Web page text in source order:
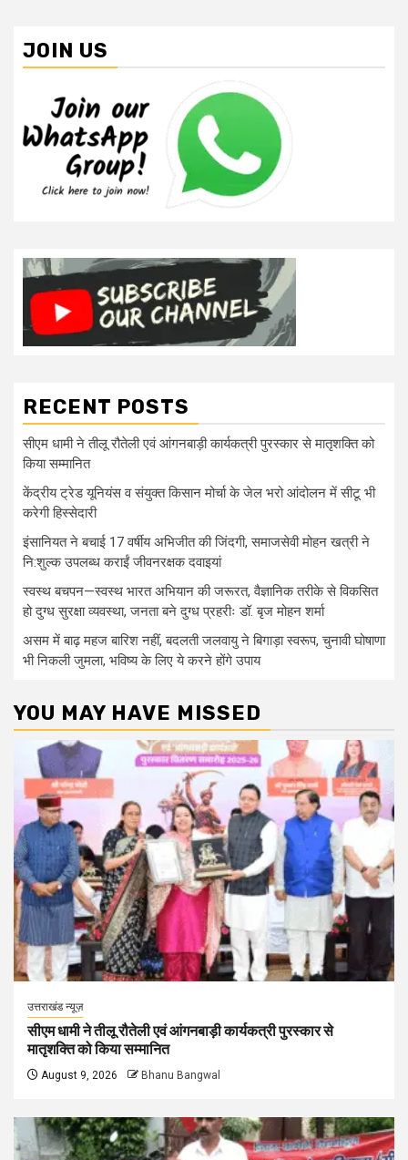
JOIN US
RECENT POSTS
सीएम धामी ने तीलू रौतेली एवं आंगनबाड़ी कार्यकत्री पुरस्कार से मातृशक्ति को
किया सम्मानित
केंद्रीय ट्रेड यूनियंस व संयुक्त किसान मोर्चा के जेल भरो आंदोलन में सीटू भी
करेगी हिस्सेदारी
इंसानियत ने बचाई 17 वर्षीय अभिजीत की जिंदगी, समाजसेवी मोहन खत्री ने
नि:शुल्क उपलब्ध कराईं जीवनरक्षक दवाइयां
स्वस्थ बचपन—स्वस्थ भारत अभियान की जरूरत, वैज्ञानिक तरीके से विकसित
हो दुग्ध सुरक्षा व्यवस्था, जनता बने दुग्ध प्रहरीः डॉ. बृज मोहन शर्मा
असम में बाढ़ महज बारिश नहीं, बदलती जलवायु ने बिगाड़ा स्वरूप, चुनावी घोषाणा
भी निकली जुमला, भविष्य के लिए ये करने होंगे उपाय
YOU MAY HAVE MISSED
उत्तराखंड न्यूज़
सीएम धामी ने तीलू रौतेली एवं आंगनबाड़ी कार्यकत्री पुरस्कार से
मातृशक्ति को किया सम्मानित
August 9, 2026 Bhanu Bangwal